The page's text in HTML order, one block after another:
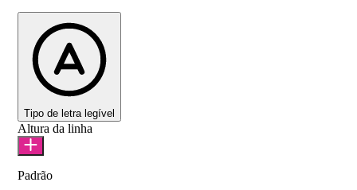
Tipo de letra legível
Altura da linha
Padrão